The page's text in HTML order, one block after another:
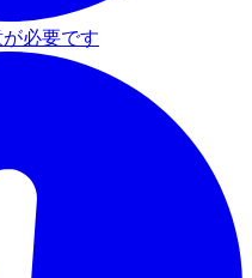
必要です